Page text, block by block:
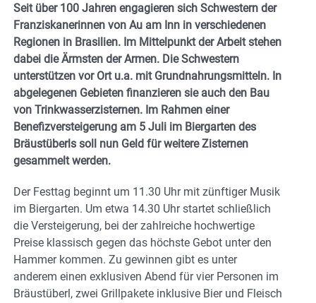
Seit über 100 Jahren engagieren sich Schwestern der
Franziskanerinnen von Au am Inn in verschiedenen
Regionen in Brasilien. Im Mittelpunkt der Arbeit stehen
dabei die Ärmsten der Armen. Die Schwestern
unterstützen vor Ort u.a. mit Grundnahrungsmitteln. In
abgelegenen Gebieten finanzieren sie auch den Bau
von Trinkwasserzisternen. Im Rahmen einer
Benefizversteigerung am 5 Juli im Biergarten des
Bräustüberls soll nun Geld für weitere Zisternen
gesammelt werden.
Der Festtag beginnt um 11.30 Uhr mit zünftiger Musik
im Biergarten. Um etwa 14.30 Uhr startet schließlich
die Versteigerung, bei der zahlreiche hochwertige
Preise klassisch gegen das höchste Gebot unter den
Hammer kommen. Zu gewinnen gibt es unter
anderem einen exklusiven Abend für vier Personen im
Bräustüberl, zwei Grillpakete inklusive Bier und Fleisch